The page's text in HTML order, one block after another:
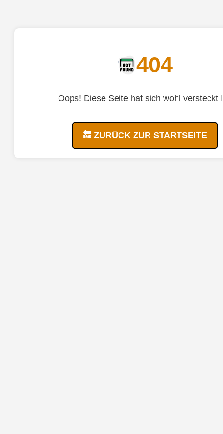
404
Oops! Diese Seite hat sich wohl versteckt
🔙 ZURÜCK ZUR STARTSEITE